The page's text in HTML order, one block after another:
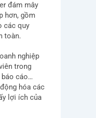
đám mây
hơn, gồm
các quy
toàn.
nghiệp
trong
báo cáo…
hóa các
lợi ích của